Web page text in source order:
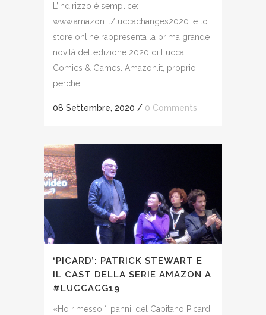
L’indirizzo è semplice:
www.amazon.it/luccachanges2020. e lo
store online rappresenta la prima grande
novità dell’edizione 2020 di Lucca
Comics & Games. Amazon.it, proprio
perché...
08 Settembre, 2020 / 0 Comments
‘PICARD’: PATRICK STEWART E
IL CAST DELLA SERIE AMAZON A
#LUCCACG19
«Ho rimesso ‘i panni’ del Capitano Picard,